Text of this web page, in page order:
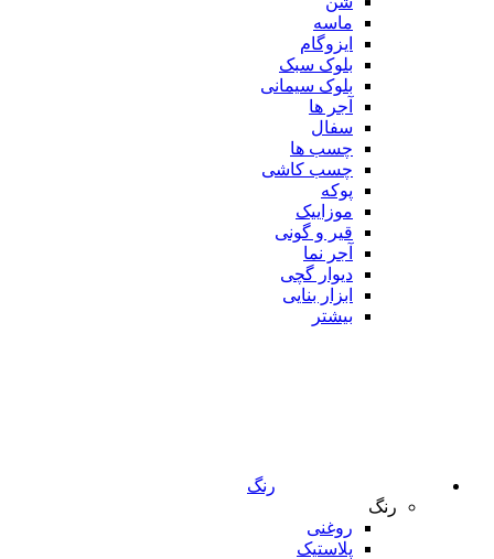
ماسه
ایزوگام
بلوک سبک
بلوک سیمانی
آجر ها
سفال
چسب ها
چسب کاشی
پوکه
موزاییک
قیر و گونی
آجر نما
دیوار گچی
ابزار بنایی
بیشتر
رنگ
رنگ
روغنی
پلاستیک